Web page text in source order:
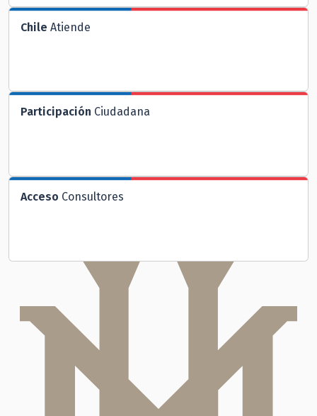
Chile Atiende
Participación Ciudadana
Acceso Consultores